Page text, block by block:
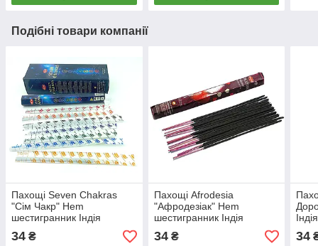
Подібні товари компанії
Пахощі Seven Chakras
"Сім Чакр" Hem
шестигранник Індія
34 ₴
Пахощі Afrodesia
"Афродезіак" Hem
шестигранник Індія
34₴ 34